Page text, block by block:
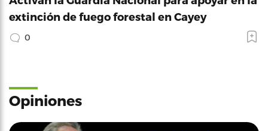
extinción de fuego forestal en Cayey
0
Opiniones